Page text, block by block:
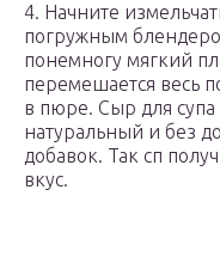
4. Начните
погружным
понемногу мягкий
перемешается весь
в пюре. Сыр для супа
натуральный и без
добавок. Так сп
вкус.